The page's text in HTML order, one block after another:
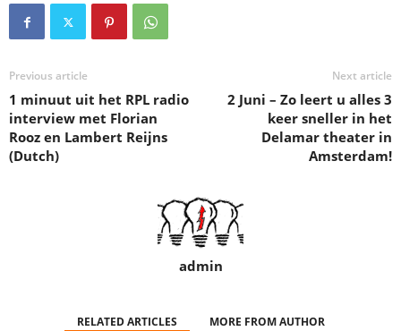
Previous article
1 minuut uit het RPL radio
interview met Florian
Rooz en Lambert Reijns
(Dutch)
Next article
2 Juni – Zo leert u alles 3
keer sneller in het
Delamar theater in
Amsterdam!
admin
RELATED ARTICLES MORE FROM AUTHOR